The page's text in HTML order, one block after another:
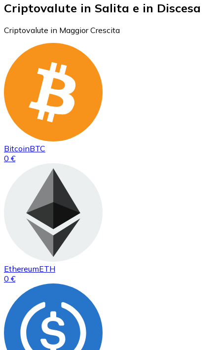
Criptovalute in Salita e in Discesa
Criptovalute in Maggior Crescita
BitcoinBTC
0 €
EthereumETH
0 €